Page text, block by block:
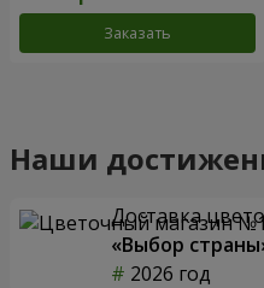
Заказать
Наши
Доставка
«Выбор
2026 год